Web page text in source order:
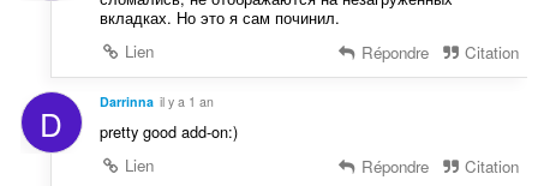
вкладках. Но это я сам починил.
Lien
Répondre Citation
D Darrinna il y a 1 an
pretty good add-on:)
Lien
Répondre Citation